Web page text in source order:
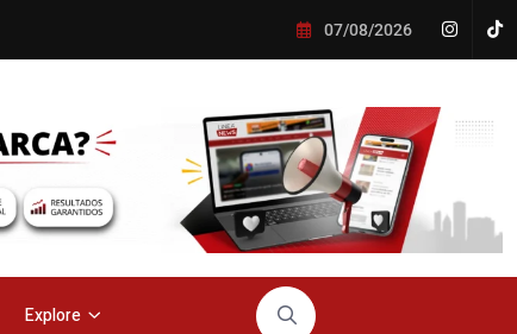
07/08/2026
Explore